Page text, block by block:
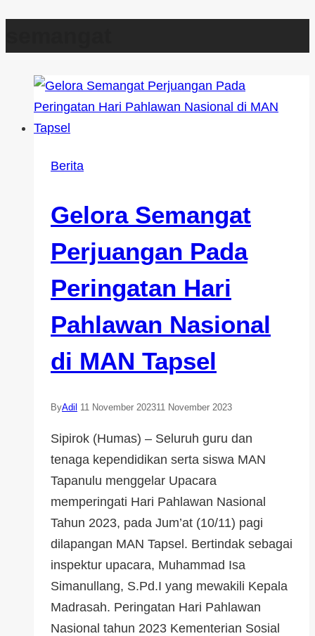
Berita
Gelora Semangat
Perjuangan Pada
Peringatan Hari
Pahlawan Nasional
di MAN Tapsel
ByAdil 11 November 202311 November 2023
Sipirok (Humas) – Seluruh guru dan
tenaga kependidikan serta siswa MAN
Tapanulu menggelar Upacara
memperingati Hari Pahlawan Nasional
Tahun 2023, pada Jum’at (10/11) pagi
dilapangan MAN Tapsel. Bertindak sebagai
inspektur upacara, Muhammad Isa
Simanullang, S.Pd.I yang mewakili Kepala
Madrasah. Peringatan Hari Pahlawan
Nasional tahun 2023 Kementerian Sosial